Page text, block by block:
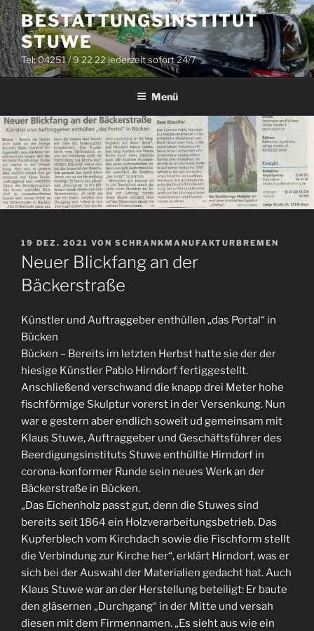
Zum
Inhalt
springen
BESTATTUNGSINSTITUT
STUWE
Tel: 04251 / 9 22 22 jederzeit sofort 24/7
Menü
VERÖFFENTLICHT
AM
19 DEZ. 2021 VON SCHRANKMANUFAKTURBREMEN
Neuer Blickfang an der
Bäckerstraße
Künstler und Auftraggeber enthüllen „das Portal“ in
Bücken
Bücken – Bereits im letzten Herbst hatte sie der der
hiesige Künstler Pablo Hirndorf fertiggestellt.
Anschließend verschwand die knapp drei Meter hohe
fischförmige Skulptur vorerst in der Versenkung. Nun
war e gestern aber endlich soweit ud gemeinsam mit
Klaus Stuwe, Auftraggeber und Geschäftsführer des
Beerdigungsinstituts Stuwe enthüllte Hirndorf in
corona-konformer Runde sein neues Werk an der
Bäckerstraße in Bücken.
„Das Eichenholz passt gut, denn die Stuwes sind
bereits seit 1864 ein Holzverarbeitungsbetrieb. Das
Kupferblech vom Kirchdach sowie die Fischform stellt
die Verbindung zur Kirche her“, erklärt Hirndorf, was er
sich bei der Auswahl der Materialien gedacht hat. Auch
Klaus Stuwe war an der Herstellung beteiligt: Er baute
den gläsernen „Durchgang“ in der Mitte und versah
diesen mit dem Firmennamen. „Es sieht aus wie ein